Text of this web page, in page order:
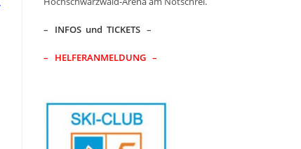
– INFOS und TICKETS –
– HELFERANMELDUNG –